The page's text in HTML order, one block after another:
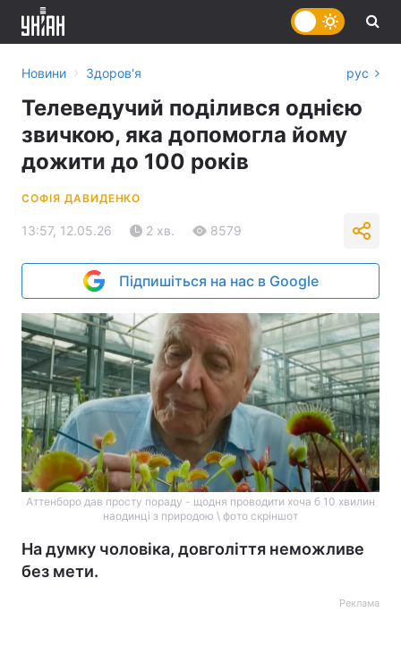
Новини › Здоров'я рус
Телеведучий поділився однією
звичкою, яка допомогла йому
дожити до 100 років
СОФІЯ ДАВИДЕНКО
13:57, 12.05.26 2 хв. 8579
Підпишіться на нас в Google
Аттенборо дав просту пораду - щодня проводити хоча б 10 хвилин
наодинці з природою \ фото скріншот
На думку чоловіка, довголіття неможливе
без мети.
Реклама